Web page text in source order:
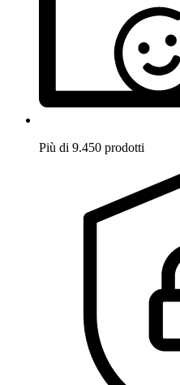
Più di 9.450 prodotti